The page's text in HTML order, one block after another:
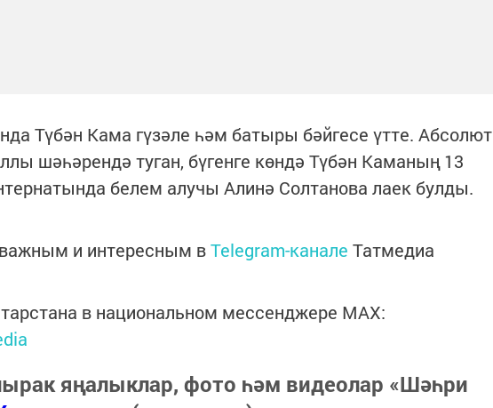
Түбән Кама гүзәле һәм батыры бәйгесе үтте. Абсолют
шәһәрендә туган, бүгенге көндә Түбән Каманың 13
белем алучы Алинә Солтанова лаек булды.
и интересным вTelegram-канале Татмедиа
в национальном мессенджере MАХ:
яңалыклар, фото һәм видеолар «Шәһри